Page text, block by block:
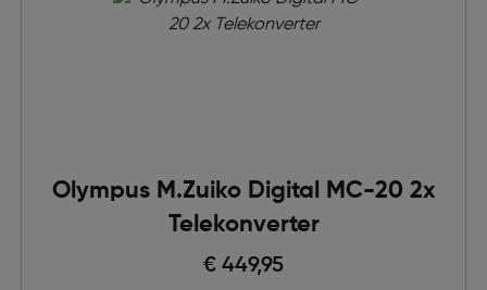
Olympus M.Zuiko Digital MC-20 2x
Telekonverter
€ 449,95